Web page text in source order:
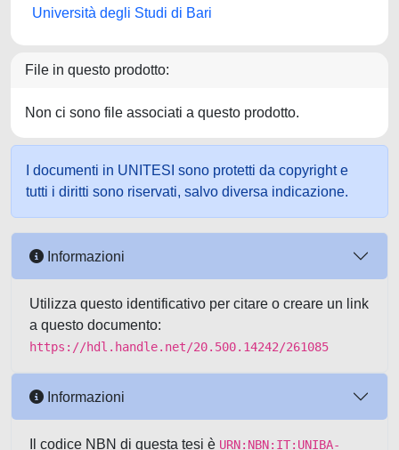
Università degli Studi di Bari
File in questo prodotto:
Non ci sono file associati a questo prodotto.
I documenti in UNITESI sono protetti da copyright e
tutti i diritti sono riservati, salvo diversa indicazione.
Informazioni
Utilizza questo identificativo per citare o creare un link
a questo documento:
https://hdl.handle.net/20.500.14242/261085
Informazioni
Il codice NBN di questa tesi è URN:NBN:IT:UNIBA-